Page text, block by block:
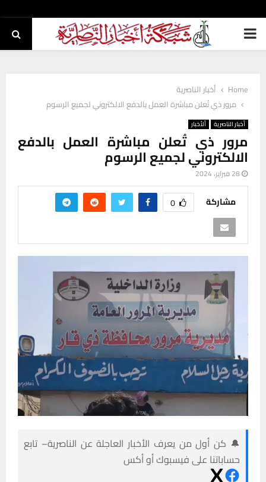
PRIMARY
Home
أخبار الناصرية
مرور ذي تُعلن مباشرة العمل بالدفع الالكتروني لجميع الرسوم
أخبار الناصرية ألأخبار
مرور ذي تُعلن مباشرة العمل بالدفع
الالكتروني لجميع الرسوم
28 فبراير، 2024
مشاركة 0
🔔 كن أول من يعرف الأخبار العاجلة عن الناصرية– تابع
حساباتنا على فيسبوك أو أكس